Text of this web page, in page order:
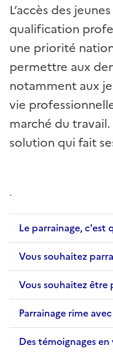
L’accès des
qualification
une priorité
permettre aux
notamment aux
vie
marché du
solution qui fait
.
Le parrainage, c'est
Vous souhaitez
Vous souhaitez être
Parrainage rime
Des témoignages